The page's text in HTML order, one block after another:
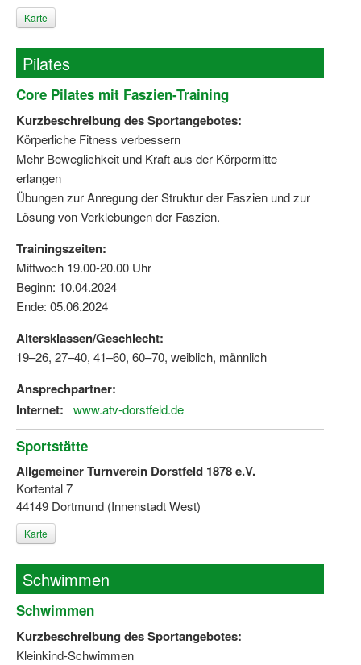
Karte
Pilates
Core Pilates mit Faszien-Training
Kurzbeschreibung des Sportangebotes:
Körperliche Fitness verbessern
Mehr Beweglichkeit und Kraft aus der Körpermitte
erlangen
Übungen zur Anregung der Struktur der Faszien und zur
Lösung von Verklebungen der Faszien.
Trainingszeiten:
Mittwoch 19.00-20.00 Uhr
Beginn: 10.04.2024
Ende: 05.06.2024
Altersklassen/Geschlecht:
19–26, 27–40, 41–60, 60–70, weiblich, männlich
Ansprechpartner:
Internet:
www.atv-dorstfeld.de
Sportstätte
Allgemeiner Turnverein Dorstfeld 1878 e.V.
Kortental 7
44149 Dortmund (Innenstadt West)
Karte
Schwimmen
Schwimmen
Kurzbeschreibung des Sportangebotes:
Kleinkind-Schwimmen